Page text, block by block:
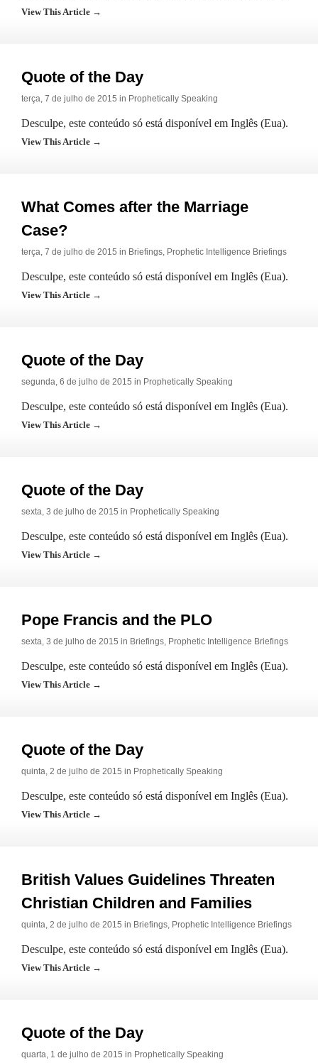
View This Article →
Quote of the Day
terça, 7 de julho de 2015 in Prophetically Speaking
Desculpe, este conteúdo só está disponível em Inglês (Eua).
View This Article →
What Comes after the Marriage
Case?
terça, 7 de julho de 2015 in Briefings, Prophetic Intelligence Briefings
Desculpe, este conteúdo só está disponível em Inglês (Eua).
View This Article →
Quote of the Day
segunda, 6 de julho de 2015 in Prophetically Speaking
Desculpe, este conteúdo só está disponível em Inglês (Eua).
View This Article →
Quote of the Day
sexta, 3 de julho de 2015 in Prophetically Speaking
Desculpe, este conteúdo só está disponível em Inglês (Eua).
View This Article →
Pope Francis and the PLO
sexta, 3 de julho de 2015 in Briefings, Prophetic Intelligence Briefings
Desculpe, este conteúdo só está disponível em Inglês (Eua).
View This Article →
Quote of the Day
quinta, 2 de julho de 2015 in Prophetically Speaking
Desculpe, este conteúdo só está disponível em Inglês (Eua).
View This Article →
British Values Guidelines Threaten
Christian Children and Families
quinta, 2 de julho de 2015 in Briefings, Prophetic Intelligence Briefings
Desculpe, este conteúdo só está disponível em Inglês (Eua).
View This Article →
Quote of the Day
quarta, 1 de julho de 2015 in Prophetically Speaking